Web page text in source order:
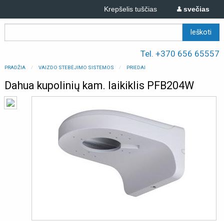
svečias
Krepšelis tuščias
Tel. +370 656 65557
PRADŽIA VAIZDO STEBĖJIMO SISTEMOS PRIEDAI
Dahua kupolinių kam. laikiklis PFB204W